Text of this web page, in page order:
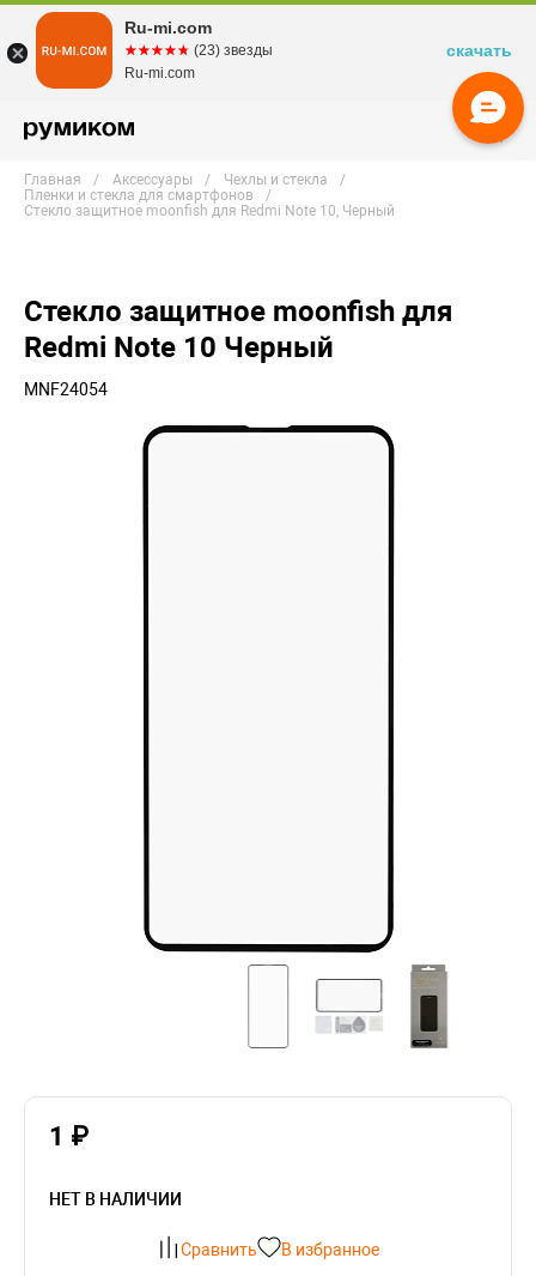
Главная Аксессуары
Чехлы и стекла
Пленки и стекла для смартфонов
Стекло защитное moonfish для Redmi Note 10, Черный
Стекло защитное moonfish для
Redmi Note 10 Черный
MNF24054
1 ₽
НЕТ В НАЛИЧИИ
Сравнить В избранное
Ru-mi.com
☆☆☆☆☆
★★★★★ (23) звезды
Ru-mi.com
скачать